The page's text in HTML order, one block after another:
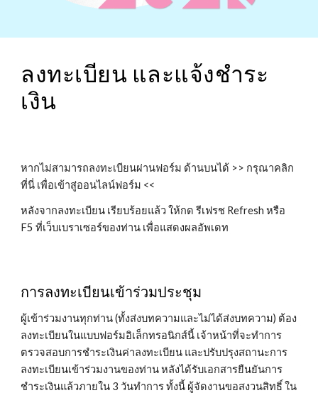
ลงทะเบียน และแจ้งชำระ
เงิน
หากไม่สามารถลงทะเบียนผ่านฟอร์ม ด้านบนได้ >> กรุณาคลิก
ที่นี่ เพื่อเข้าสู่ออนไลน์ฟอร์ม <<
หลังจากลงทะเบียน เรียบร้อยแล้ว ให้กด รีเฟรช Refresh หรือ
F5 ที่เว็บเบราเซอร์ของท่าน เพื่อแสดงผลอัพเดท
การลงทะเบียนเข้าร่วมประชุม
ผู้เข้าร่วมงานทุกท่าน (ทั้งส่งบทความและไม่ได้ส่งบทความ) ต้อง
ลงทะเบียนในแบบฟอร์มอิเล็กทรอนิกส์นี้ เจ้าหน้าที่จะทำการ
ตรวจสอบการชำระเงินค่าลงทะเบียน และปรับปรุงสถานะการ
ลงทะเบียนเข้าร่วมงานของท่าน หลังได้รับเอกสารยืนยันการ
ชำระเงินแล้วภายใน 3 วันทำการ ทั้งนี้ ผู้จัดงานขอสงวนสิทธิ์ ใน